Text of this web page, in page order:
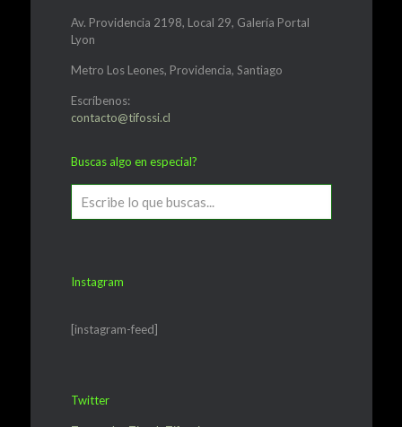
Av. Providencia 2198, Local 29, Galería Portal
Lyon
Metro Los Leones, Providencia, Santiago
Escríbenos:
contacto@tifossi.cl
Buscas algo en especial?
Instagram
[instagram-feed]
Twitter